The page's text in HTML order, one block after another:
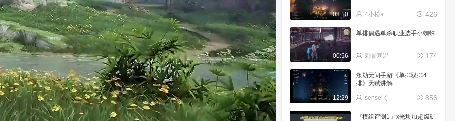
03:10 426
4小松a
00:56
单排偶遇单杀职业选手小蜘蛛
174
刺骨寒温
12:29
永劫无间手游《单排双排4
排》天赋讲解
856
senseiく
『模组评测1』x光块加超级矿